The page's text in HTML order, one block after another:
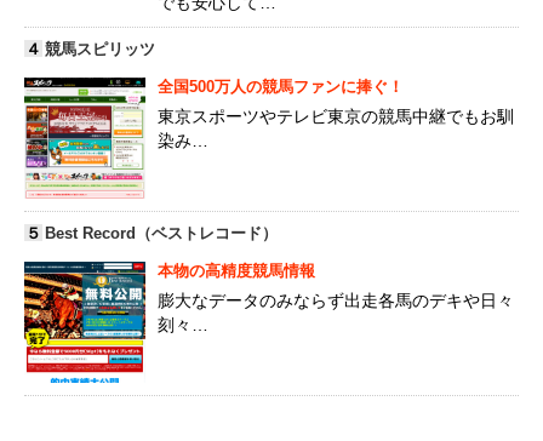
４ 競馬スピリッツ
全国500万人の競馬ファンに捧ぐ！
東京スポーツやテレビ東京の競馬中継でもお馴
染み…
５ Best Record（ベストレコード）
本物の高精度競馬情報
膨大なデータのみならず出走各馬のデキや日々
刻々…